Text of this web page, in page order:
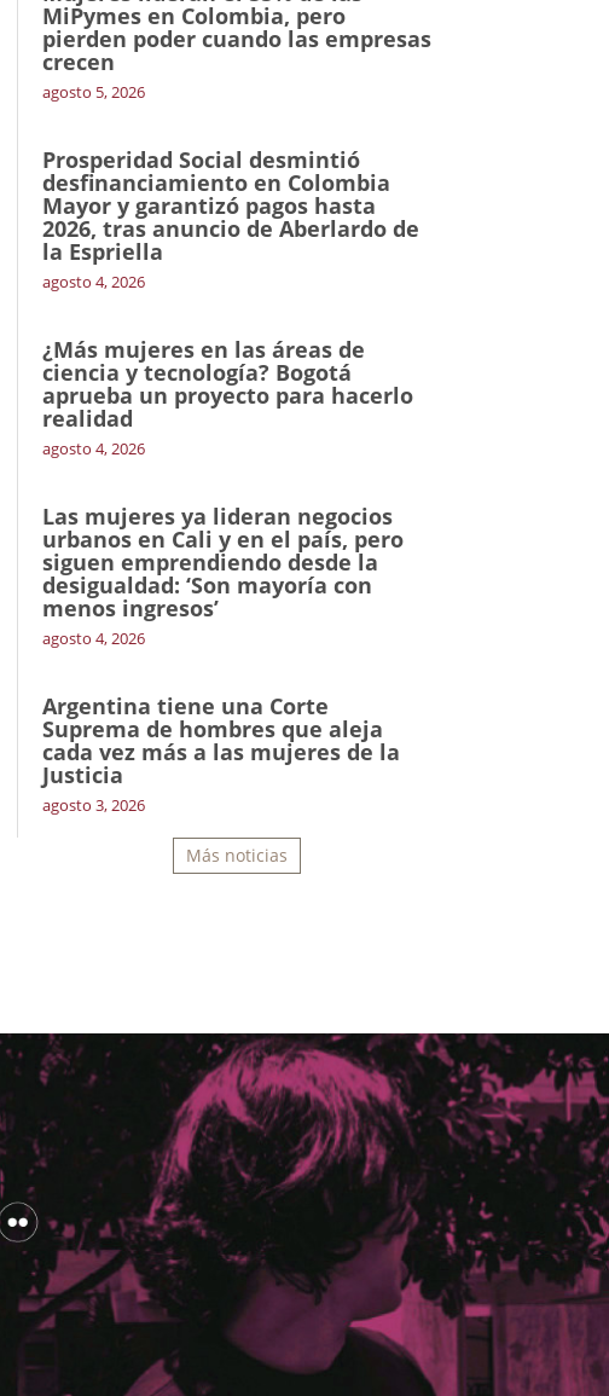
MiPymes en Colombia, pero
pierden poder cuando las empresas
crecen
agosto 5, 2026
Prosperidad Social desmintió
desfinanciamiento en Colombia
Mayor y garantizó pagos hasta
2026, tras anuncio de Aberlardo de
la Espriella
agosto 4, 2026
¿Más mujeres en las áreas de
ciencia y tecnología? Bogotá
aprueba un proyecto para hacerlo
realidad
agosto 4, 2026
Las mujeres ya lideran negocios
urbanos en Cali y en el país, pero
siguen emprendiendo desde la
desigualdad: ‘Son mayoría con
menos ingresos’
agosto 4, 2026
Argentina tiene una Corte
Suprema de hombres que aleja
cada vez más a las mujeres de la
Justicia
agosto 3, 2026
Más noticias